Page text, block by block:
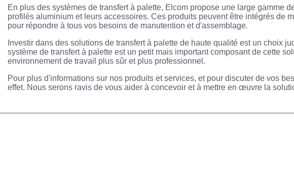
En plus des systèmes de transfert à palette, Elcom propose une large gamme
profilés aluminium et leurs accessoires. Ces produits peuvent être intégrés de
pour répondre à tous vos besoins de manutention et d'assemblage.
Investir dans des solutions de transfert à palette de haute qualité est un choix
système de transfert à palette est un petit mais important composant de cette
environnement de travail plus sûr et plus professionnel.
Pour plus d'informations sur nos produits et services, et pour discuter de vos
effet. Nous serons ravis de vous aider à concevoir et à mettre en œuvre la